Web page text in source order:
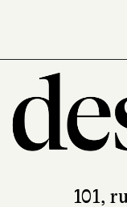
101,